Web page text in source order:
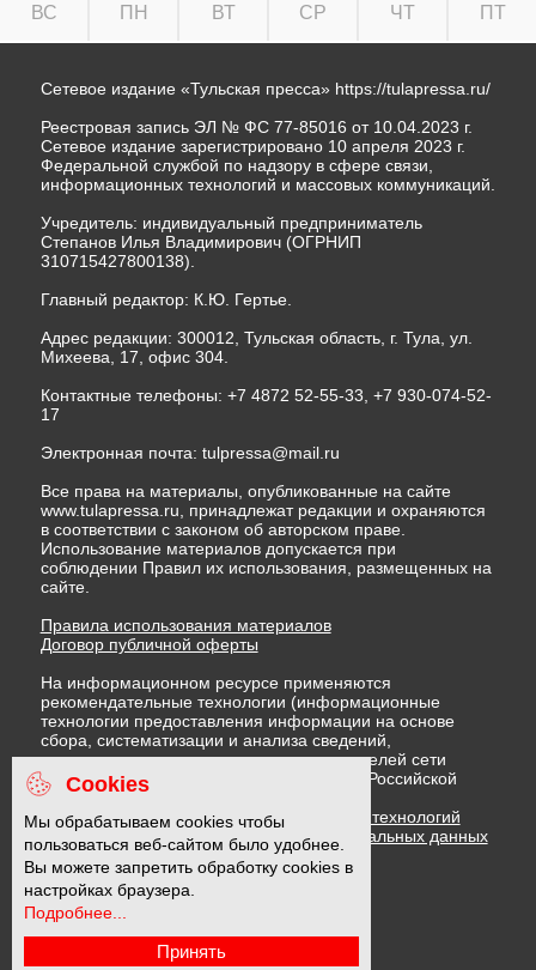
ВС ПН ВТ СР ЧТ ПТ
Сетевое издание «Тульская пресса» https://tulapressa.ru/
Реестровая запись ЭЛ № ФС 77-85016 от 10.04.2023 г.
Сетевое издание зарегистрировано 10 апреля 2023 г.
Федеральной службой по надзору в сфере связи,
информационных технологий и массовых коммуникаций.
Учредитель: индивидуальный предприниматель
Степанов Илья Владимирович (ОГРНИП
310715427800138).
Главный редактор: К.Ю. Гертье.
Адрес редакции: 300012, Тульская область, г. Тула, ул.
Михеева, 17, офис 304.
Контактные телефоны: +7 4872 52-55-33, +7 930-074-52-
17
Электронная почта: tulpressa@mail.ru
Все права на материалы, опубликованные на сайте
www.tulapressa.ru, принадлежат редакции и охраняются
в соответствии с законом об авторском праве.
Использование материалов допускается при
соблюдении Правил их использования, размещенных на
сайте.
Правила использования материалов
Договор публичной оферты
На информационном ресурсе применяются
рекомендательные технологии (информационные
технологии предоставления информации на основе
сбора, систематизации и анализа сведений,
относящихся к предпочтениям пользователей сети
"Интернет", находящихся на территории Российской
Федерации)
Правила применения рекомендательных технологий
Политика в отношении обработки персональных данных
Политика обработки файлов cookie
16 +
Cookies
Мы обрабатываем cookies чтобы
пользоваться веб-сайтом было удобнее.
Вы можете запретить обработку cookies в
настройках браузера.
Подробнее...
Принять